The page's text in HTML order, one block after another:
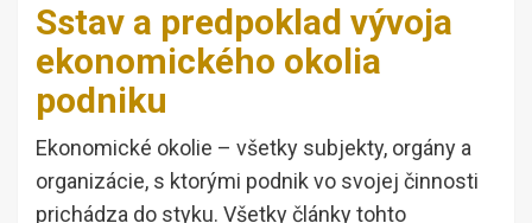
Sstav a predpoklad vývoja
ekonomického okolia
podniku
Ekonomické okolie – všetky subjekty, orgány a
organizácie, s ktorými podnik vo svojej činnosti
prichádza do styku. Všetky články tohto